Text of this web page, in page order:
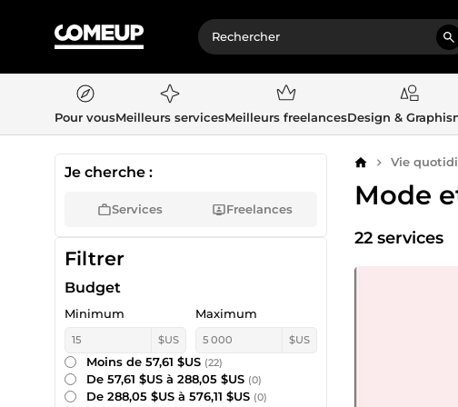
Pour vousMeilleurs servicesMeilleurs freelancesDesign &
AccueilVie
Mode
22 services
Je cherche :
Services Freelances
Filtrer
Budget
Minimum
$US
Maximum
$US
Moins de 57,61 $US (22)
De 57,61 $US à 288,05 $US (0)
De 288,05 $US à 576,11 $US (0)